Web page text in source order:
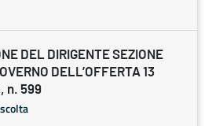
DEL DIRIGENTE SEZIONE
DELL’OFFERTA 13
n. 599